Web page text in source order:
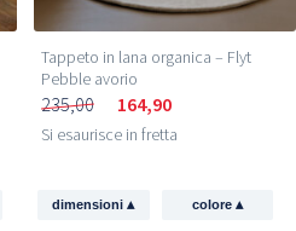
Tappeto in lana organica – Flyt
Pebble avorio
235,00 164,90
Si esaurisce in fretta
dimensioni▴ colore ▴